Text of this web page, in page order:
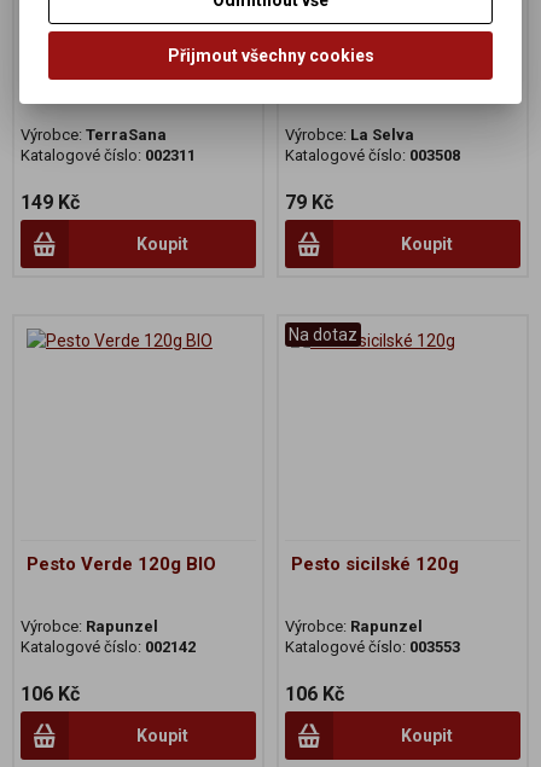
Pesto Verde 180g BIO
Výrobce: TerraSana
Katalogové číslo: 002311
149 Kč
Koupit
Pesto verde 130g BIO
Výrobce: La Selva
Katalogové číslo: 003508
79 Kč
Koupit
Pesto Verde 120g BIO
Výrobce: Rapunzel
Katalogové číslo: 002142
106 Kč
Koupit
Na dotaz
Pesto sicilské 120g
Výrobce: Rapunzel
Katalogové číslo: 003553
106 Kč
Koupit
Přijmout všechny cookies